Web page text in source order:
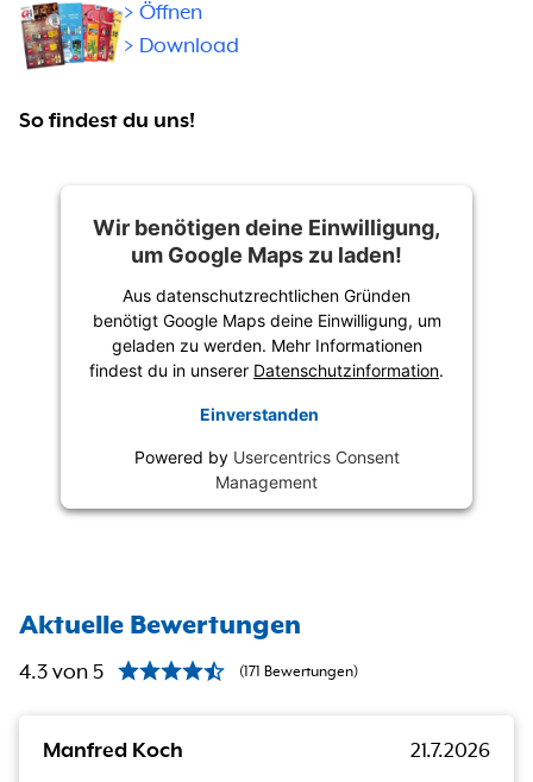
> Öffnen
> Download
So findest du uns!
Wir benötigen deine Einwilligung,
um Google Maps zu laden!
Aus datenschutzrechtlichen Gründen
benötigt Google Maps deine Einwilligung, um
geladen zu werden. Mehr Informationen
findest du in unserer Datenschutzinformation.
Einverstanden
Powered by Usercentrics Consent
Management
Aktuelle Bewertungen
4.3 von 5 (171 Bewertungen)
Manfred Koch 21.7.2026